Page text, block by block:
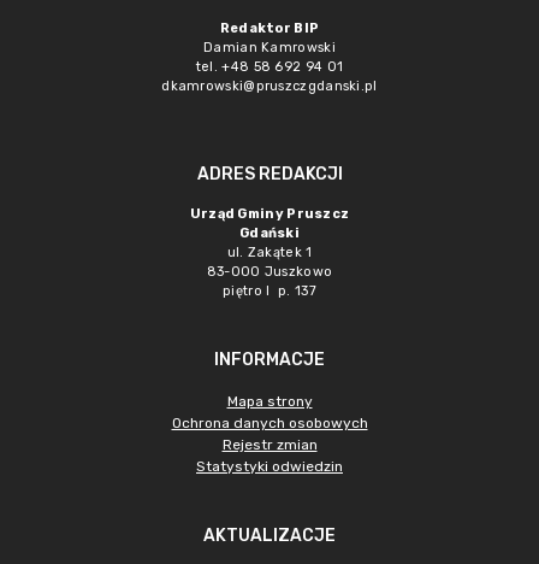
Redaktor BIP
Damian Kamrowski
tel. +48 58 692 94 01
dkamrowski@pruszczgdanski.pl
ADRES REDAKCJI
Urząd Gminy Pruszcz
Gdański
ul. Zakątek 1
83-000 Juszkowo
piętro I p. 137
INFORMACJE
Mapa strony
Ochrona danych osobowych
Rejestr zmian
Statystyki odwiedzin
AKTUALIZACJE